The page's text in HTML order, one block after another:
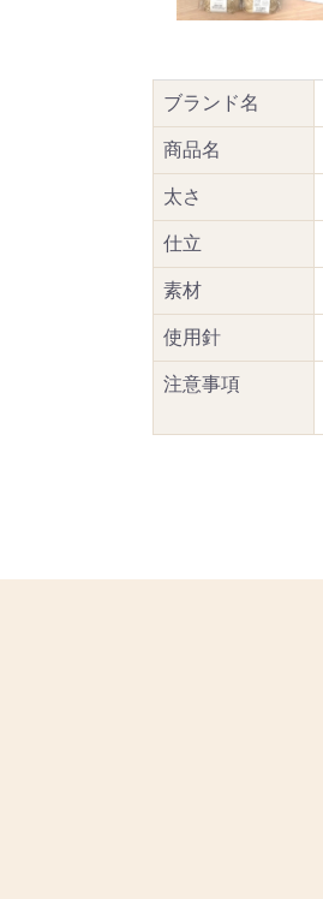
ブランド名
商品名
太さ
仕立
素材
使用針
注意事項